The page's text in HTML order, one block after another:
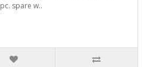
spare w..